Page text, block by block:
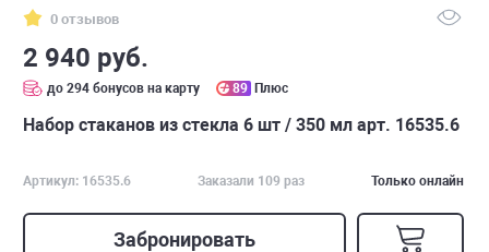
0 отзывов
2 940 руб.
до 294 бонусов на карту 89 Плюс
Набор стаканов из стекла 6 шт / 350 мл арт. 16535.6
Артикул: 16535.6 Заказали 109 раз Только онлайн
Забронировать